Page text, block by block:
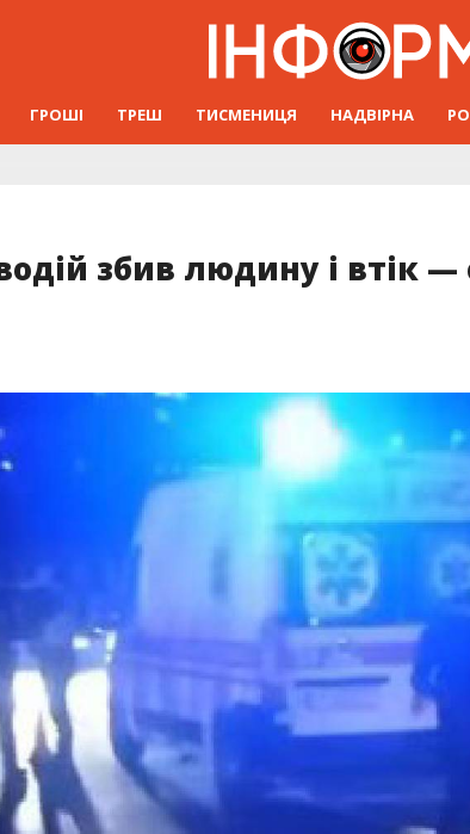
ГРОШІ ТРЕШ ТИСМЕНИЦЯ НАДВІРНА
збив людину і втік —